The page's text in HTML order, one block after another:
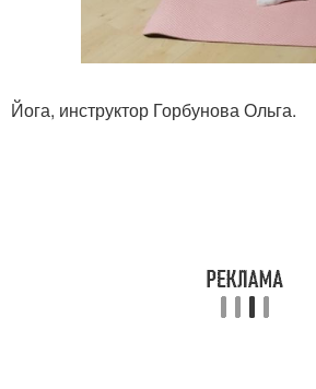
Йога, инструктор Горбунова Ольга.